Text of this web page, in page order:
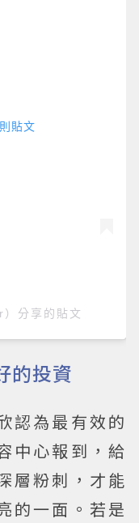
貼文
分享的貼文
的投資
認為最有效的
中心報到，給
層粉刺，才能
的一面。若是